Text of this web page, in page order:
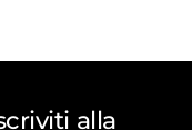
alla